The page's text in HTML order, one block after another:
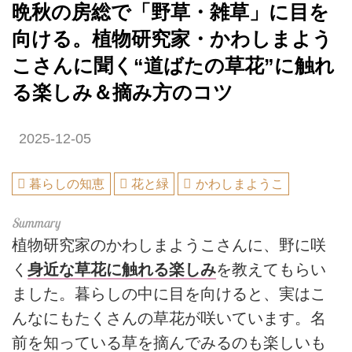
晩秋の房総で「野草・雑草」に目を
向ける。植物研究家・かわしまよう
こさんに聞く“道ばたの草花”に触れ
る楽しみ＆摘み方のコツ
2025-12-05
暮らしの知恵 花と緑 かわしまようこ
植物研究家のかわしまようこさんに、野に咲
く 身近な草花に触れる楽しみを教えてもらい
ました。暮らしの中に目を向けると、実はこ
んなにもたくさんの草花が咲いています。名
前を知っている草を摘んでみるのも楽しいも